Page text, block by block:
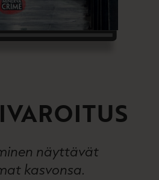
näyttävät
kasvonsa.